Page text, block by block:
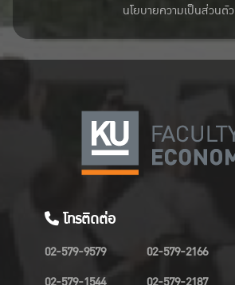
นโยบายความเป็นส่วนตัว
โทรติดต่อ
02-579-9579
02-579-2166